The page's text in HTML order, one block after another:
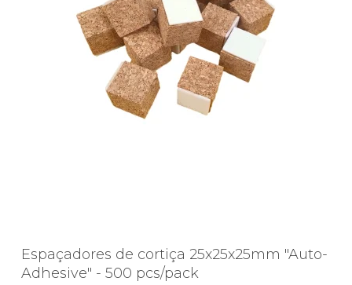
Espaçadores de cortiça 25x25x25mm "Auto-
Adhesive" - 500 pcs/pack